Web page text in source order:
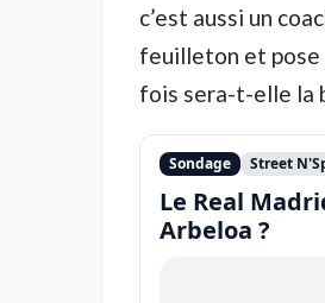
c’est aussi un
feuilleton et pose
fois sera-t-elle la
Sondage Street
Le Real
Arbeloa ?